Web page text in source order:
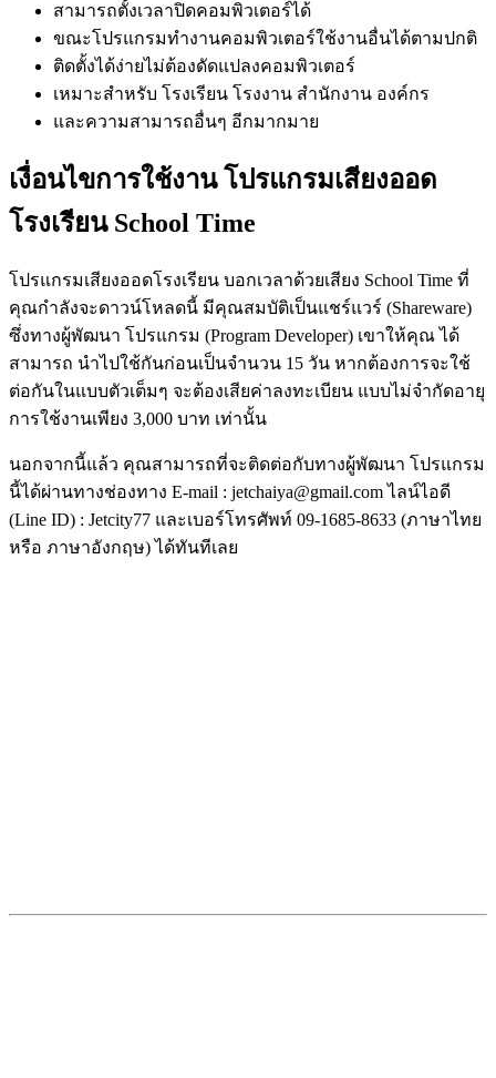
สามารถตั้งเวลาปิดคอมพิวเตอร์ได้
ขณะโปรแกรมทำงานคอมพิวเตอร์ใช้งานอื่นได้ตามปกติ
ติดตั้งได้ง่ายไม่ต้องดัดแปลงคอมพิวเตอร์
เหมาะสำหรับ โรงเรียน โรงงาน สำนักงาน องค์กร
และความสามารถอื่นๆ อีกมากมาย
เงื่อนไขการใช้งาน โปรแกรมเสียงออด
โรงเรียน School Time
โปรแกรมเสียงออดโรงเรียน บอกเวลาด้วยเสียง School Time ที่
คุณกำลังจะดาวน์โหลดนี้ มีคุณสมบัติเป็นแชร์แวร์ (Shareware)
ซึ่งทางผู้พัฒนา โปรแกรม (Program Developer) เขาให้คุณ ได้
สามารถ นำไปใช้กันก่อนเป็นจำนวน 15 วัน หากต้องการจะใช้
ต่อกันในแบบตัวเต็มๆ จะต้องเสียค่าลงทะเบียน แบบไม่จำกัดอายุ
การใช้งานเพียง 3,000 บาท เท่านั้น
นอกจากนี้แล้ว คุณสามารถที่จะติดต่อกับทางผู้พัฒนา โปรแกรม
นี้ได้ผ่านทางช่องทาง E-mail : jetchaiya@gmail.com ไลน์ไอดี
(Line ID) : Jetcity77 และเบอร์โทรศัพท์ 09-1685-8633 (ภาษาไทย
หรือ ภาษาอังกฤษ) ได้ทันทีเลย